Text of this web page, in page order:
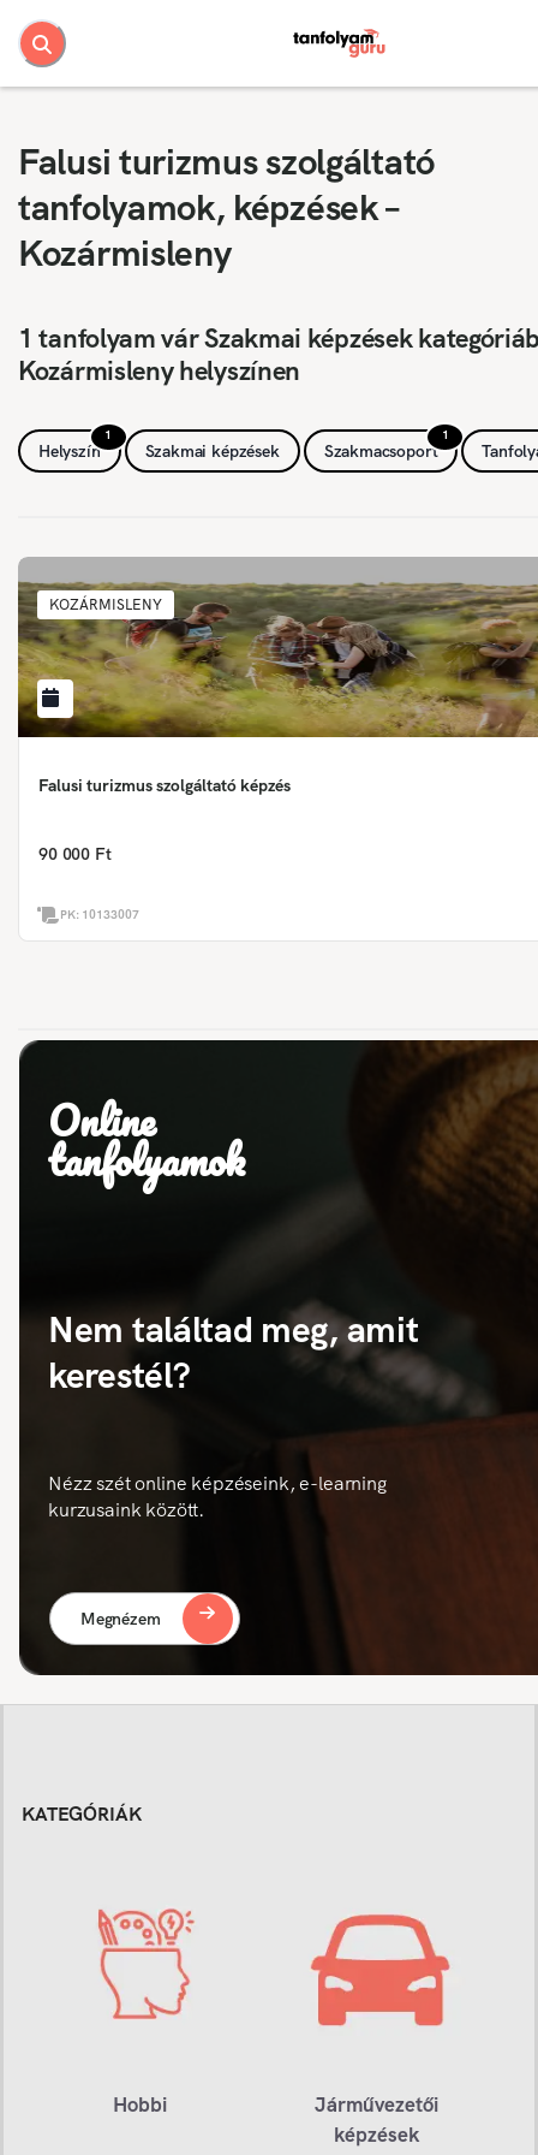
Falusi turizmus szolgáltató
tanfolyamok, képzések –
Kozármisleny
1 tanfolyam vár Szakmai képzések
Kozármisleny helyszínen
1
Helyszín Szakmai képzések
1
Szakmacsoport
KOZÁRMISLENY
Falusi turizmus szolgáltató képzés
90 000 Ft
PK: 10133007
Online
tanfolyamok
Nem találtad meg, amit
kerestél?
Nézz szét online képzéseink, e-learning
kurzusaink között.
Megnézem
KATEGÓRIÁK
Hobbi
Járművezetői
képzések